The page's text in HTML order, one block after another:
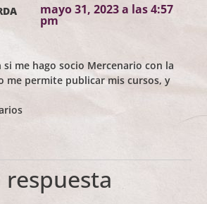
mayo 31, 2023 a las 4:57
pm
me hago socio Mercenario con la
me permite publicar mis cursos, y
respuesta